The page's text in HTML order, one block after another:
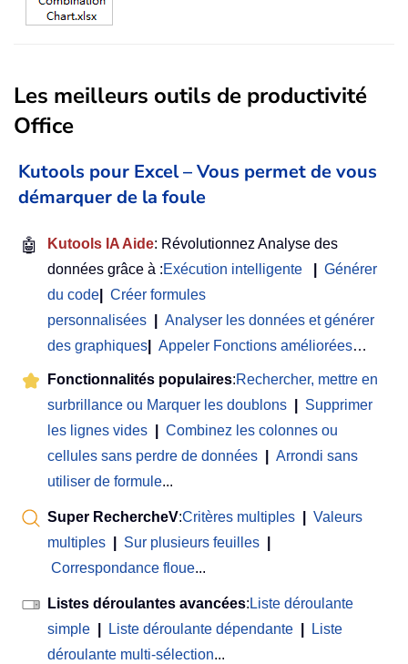
Les meilleurs outils de productivité
Office
Kutools pour Excel – Vous permet de vous
démarquer de la foule
🤖 Kutools IA Aide: Révolutionnez Analyse des
données grâce à :Exécution intelligente
Générer
du code
Créer formules
personnalisées
Analyser les données et générer
des graphiques
Appeler Fonctions améliorées…
Fonctionnalités populaires:Rechercher, mettre en
surbrillance ou Marquer les doublons
Supprimer
les lignes vides
Combinez les colonnes ou
cellules sans perdre de données
Arrondi sans
utiliser de formule...
Super RechercheV:Critères multiples
Valeurs
multiples
Sur plusieurs feuilles
Correspondance floue...
Listes déroulantes avancées: Liste déroulante
simple
Liste déroulante dépendante
Liste
déroulante multi-sélection...